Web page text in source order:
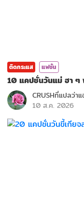
ติดกระแส แฟชั่น
10 แคป
CRUSHที่แปลว่า
10 ส.ค. 2026